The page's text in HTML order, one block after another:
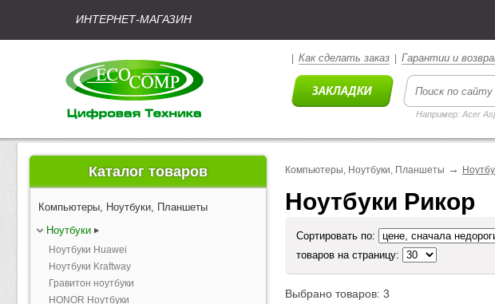
ИНТЕРНЕТ-МАГАЗИН
Как сделать заказ Гарантии и
Например: Acer
Каталог товаров
Компьютеры, Ноутбуки, Планшеты
Ноутбуки
Ноутбуки Huawei
Ноутбуки Kraftway
Гравитон ноутбуки
HONOR Ноутбуки
Компьютеры, Ноутбуки, Планшеты →
Ноутбуки Рикор
Сортировать по:
товаров на страницу:
Выбрано товаров: 3